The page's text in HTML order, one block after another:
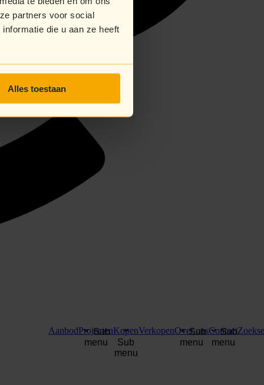
partners voor social
die u aan ze heeft
Alles toestaan
AanbodProjecten
Sub
menu
Kopen
Sub
menu
VerkopenOver ons
Sub
menu
Contact
Sub
menu